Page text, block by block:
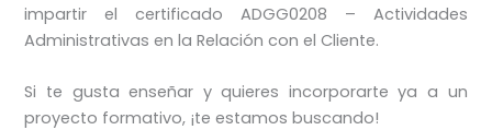
impartir el certificado ADGG0208 – Actividades
Administrativas en la Relación con el Cliente.
Si te gusta enseñar y quieres incorporarte ya a un
proyecto formativo, ¡te estamos buscando!